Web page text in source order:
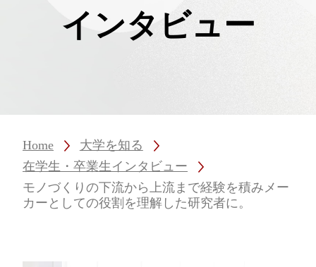
インタビュー
Home
大学を知る
在学生・卒業生インタビュー
モノづくりの下流から上流まで経験を積みメー
カーとしての役割を理解した研究者に。